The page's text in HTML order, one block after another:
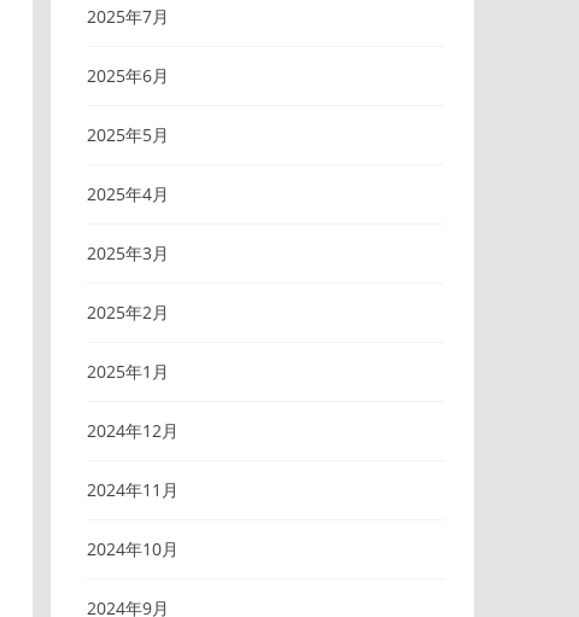
2025年7月
2025年6月
2025年5月
2025年4月
2025年3月
2025年2月
2025年1月
2024年12月
2024年11月
2024年10月
2024年9月